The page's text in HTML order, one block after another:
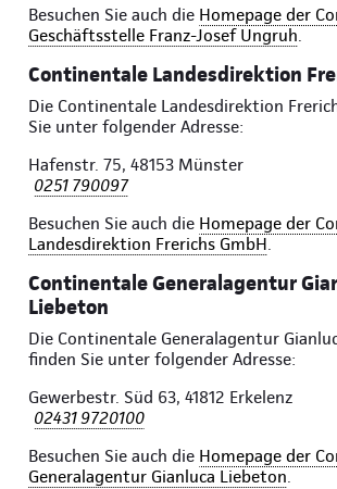
Besuchen Sie auch die Homepage der
Geschäftsstelle Franz-Josef Ungruh.
Continentale Landesdirektion
Die Continentale Landesdirektion
Sie unter folgender Adresse:
Hafenstr. 75, 48153 Münster
0251 790097
Besuchen Sie auch die Homepage der
Landesdirektion Frerichs GmbH.
Continentale Generalagentur
Liebeton
Die Continentale Generalagentur
finden Sie unter folgender Adresse:
Gewerbestr. Süd 63, 41812 Erkelenz
02431 9720100
Besuchen Sie auch die Homepage der
Generalagentur Gianluca Liebeton.